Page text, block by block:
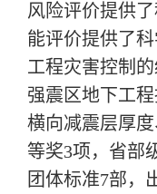
风险评价提供
能评价提供了
工程灾害控制
强震区地下工
横向减震层厚
等奖3项，省部
团体标准7部，